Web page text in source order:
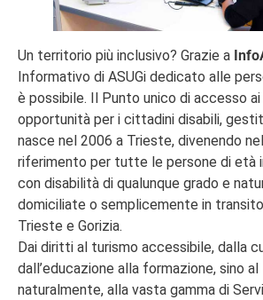
Un territorio più inclusivo? Grazie a
Informativo di ASUGi dedicato alle
è possibile. Il Punto unico di accesso
opportunità per i cittadini disabili,
nasce nel 2006 a Trieste, divenendo
riferimento per tutte le persone di età
con disabilità di qualunque grado e
domiciliate o semplicemente in
Trieste e Gorizia.
Dai diritti al turismo accessibile, dalla
dall’educazione alla formazione, sino al
naturalmente, alla vasta gamma di